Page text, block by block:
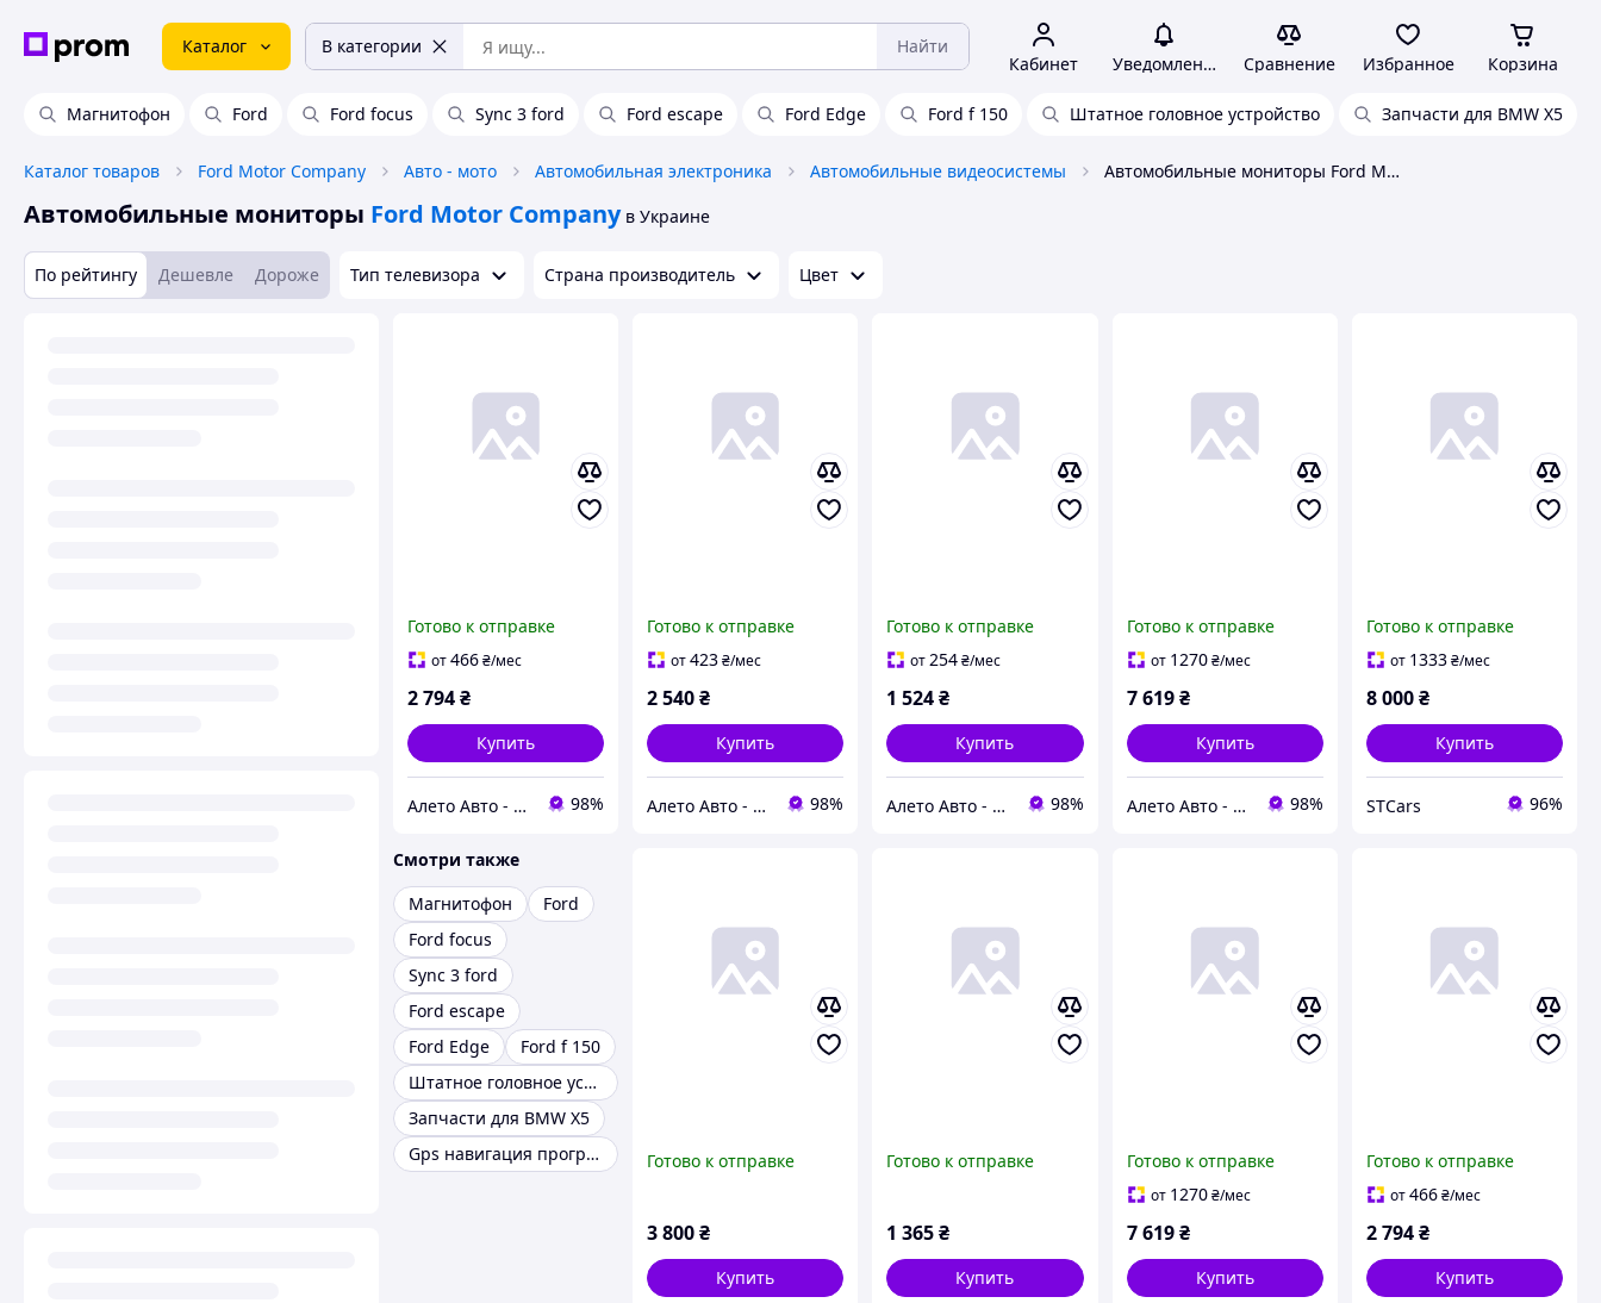
Каталог В категории Найти
Кабинет Уведомления Сравнение Избранное Корзина
Магнитофон Ford Ford focus Sync 3 ford Ford escape Ford Edge Ford f 150 Штатное головное устройство Запчасти для BMW X5
Каталог товаров Ford Motor Company Авто - мото Автомобильная электроника Автомобильные видеосистемы Автомобильные мониторы Ford Motor Company
Автомобильные мониторы Ford Motor Company в Украине
По рейтингу Дешевле Дороже Тип телевизора Страна производитель Цвет
Готово к отправке
от466₴/мес
2 794₴
Купить
Алето Авто - запчасти на авто из США 98%
Готово к отправке
от423₴/мес
2 540₴
Купить
Алето Авто - запчасти на авто из США 98%
Готово к отправке
от254₴/мес
1 524₴
Купить
Алето Авто - запчасти на авто из США 98%
Готово к отправке
от 1270 ₴/мес
7 619 ₴
Купить
Алето Авто - запчасти на авто из США 98%
Готово к отправке
от 1333₴/мес
8 000₴
Купить
STCars 96%
Смотри также
Магнитофон
Ford
Ford focus
Sync 3 ford
Ford escape
Ford Edge
Ford f 150
Штатное головное устройство
Запчасти для BMW X5
Gps навигация программы
Готово к отправке
3 800₴
Купить
Готово к отправке
1 365₴
Купить
Готово к отправке
от 1270 ₴/мес
7 619 ₴
Купить
Готово к отправке
от466₴/мес
2 794₴
Купить